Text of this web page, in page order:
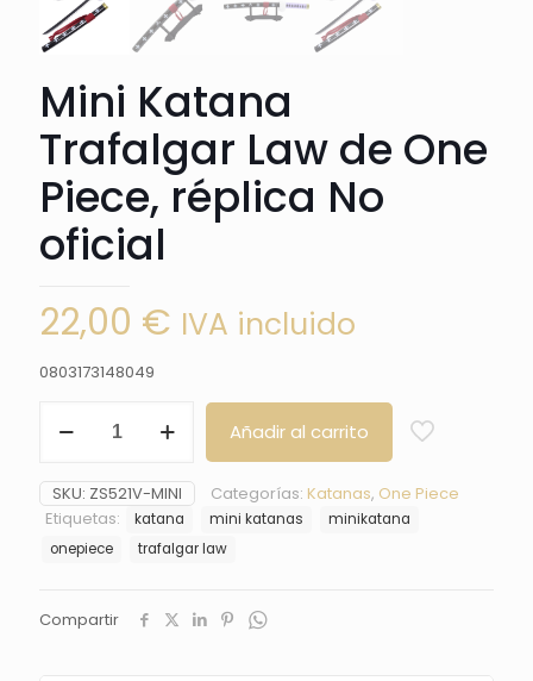
Mini Katana
Trafalgar Law de One
Piece, réplica No
oficial
22,00 € IVA incluido
0803173148049
Katana
Law
de
One
Piece,
oficial
Añadir al carrito
SKU: ZS521V-MINI Categorías: Katanas, One Piece
Etiquetas:
katana mini katanas
minikatana
onepiece
trafalgar law
Compartir